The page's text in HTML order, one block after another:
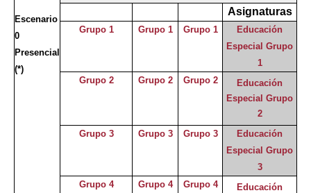
Escenario
0
Presencial
(*)
Asignaturas
Grupo 1 Grupo 1 Grupo 1
Educación
Especial Grupo
1
Grupo 2
Grupo 2 Grupo 2
Educación
Especial Grupo
2
Grupo 3
Grupo 3 Grupo 3
Educación
Especial Grupo
3
Grupo 4
Grupo 4 Grupo 4
Educación